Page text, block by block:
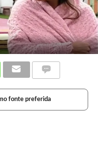
fonte preferida